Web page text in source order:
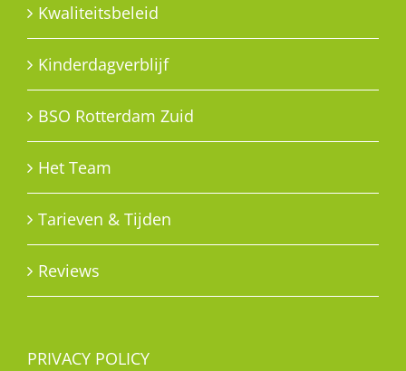
Kwaliteitsbeleid
Kinderdagverblijf
BSO Rotterdam Zuid
Het Team
Tarieven & Tijden
Reviews
PRIVACY POLICY